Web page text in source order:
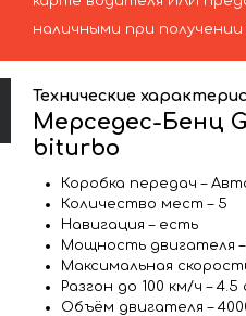
наличными при
Технические
Мерседес-Бенц
biturbo
Коробка передач –
Количество мест – 5
Навигация – есть
Мощность двигателя –
Максимальная
Разгон до 100 км/ч – 4.5
Объём двигателя –